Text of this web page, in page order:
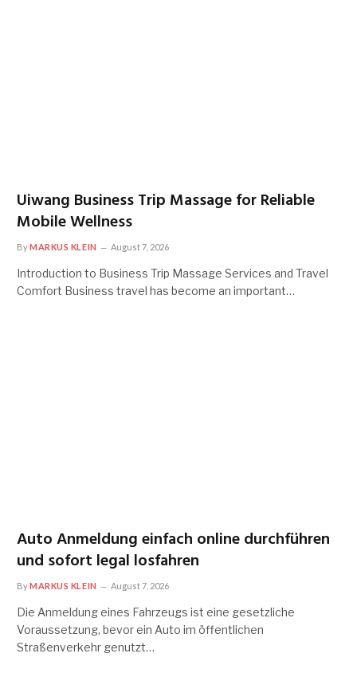
Uiwang Business Trip Massage for Reliable
Mobile Wellness
ByMARKUS KLEIN August 7, 2026
Introduction to Business Trip Massage Services and Travel
Comfort Business travel has become an important…
Auto Anmeldung einfach online durchführen
und sofort legal losfahren
ByMARKUS KLEIN August 7, 2026
Die Anmeldung eines Fahrzeugs ist eine gesetzliche
Voraussetzung, bevor ein Auto im öffentlichen
Straßenverkehr genutzt…